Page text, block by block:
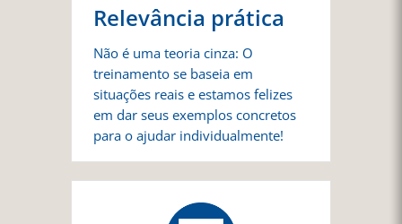
Relevância prática
Não é uma teoria cinza: O
treinamento se baseia em
situações reais e estamos felizes
em dar seus exemplos concretos
para o ajudar individualmente!